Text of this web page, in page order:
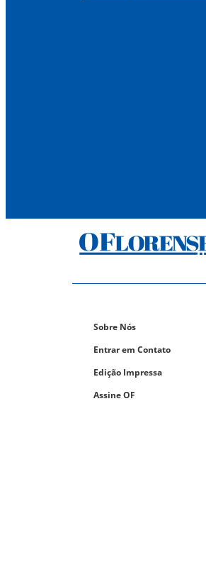
Sobre Nós
Entrar em Contato
Edição Impressa
Assine OF